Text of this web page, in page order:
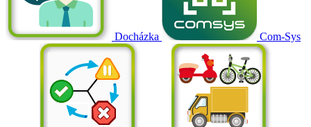
Docházka Com-Sys